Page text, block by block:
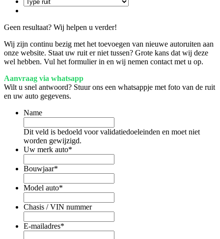
Geen resultaat? Wij helpen u verder!
Wij zijn continu bezig met het toevoegen van nieuwe autoruiten aan
onze website. Staat uw ruit er niet tussen? Grote kans dat wij deze
wel hebben. Vul het formulier in en wij nemen contact met u op.
Aanvraag via whatsapp
Wilt u snel antwoord? Stuur ons een whatsappje met foto van de ruit
en uw auto gegevens.
Name
Dit veld is bedoeld voor validatiedoeleinden en moet niet
worden gewijzigd.
Uw merk auto*
Bouwjaar*
Model auto*
Chasis / VIN nummer
E-mailadres*